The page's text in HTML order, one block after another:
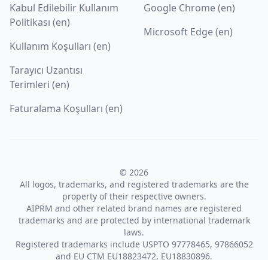
Kabul Edilebilir Kullanım
Politikası (en)
Kullanım Koşulları (en)
Tarayıcı Uzantısı
Terimleri (en)
Faturalama Koşulları (en)
Google Chrome (en)
Microsoft Edge (en)
© 2026
All logos, trademarks, and registered trademarks are the
property of their respective owners.
AIPRM and other related brand names are registered
trademarks and are protected by international trademark
laws.
Registered trademarks include USPTO 97778465, 97866052
and EU CTM EU18823472, EU18830896.